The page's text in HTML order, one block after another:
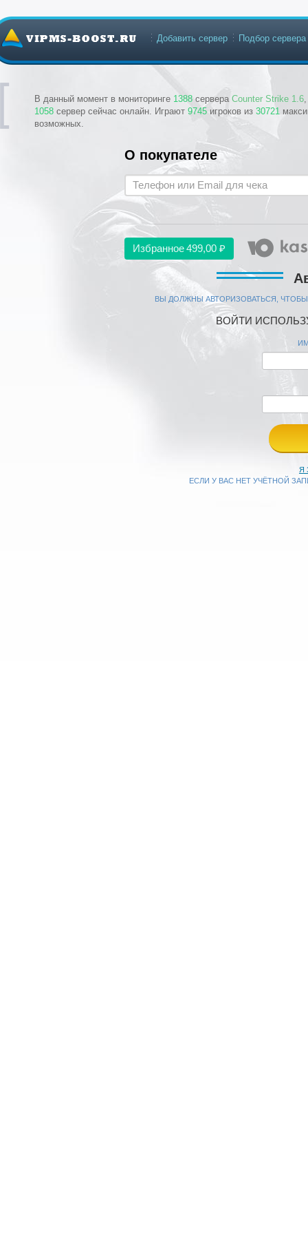
В данный момент в мониторинге 1388 сервера Counter Strike 1.6
1058 сервер сейчас онлайн. Играют 9745 игроков из 30721
возможных.
Добавить сервер Подбор сервера
О покупателе
Избранное499,00 ₽
ВЫ ДОЛЖНЫ АВТОРИЗОВАТЬСЯ,
ВОЙТИ
Я
ЕСЛИ У ВАС НЕТ УЧЁТНОЙ